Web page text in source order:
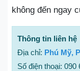
không đến ngay
Thông tin liên hệ
Địa chỉ: Phú Mỹ,
Số điện thoại: 090